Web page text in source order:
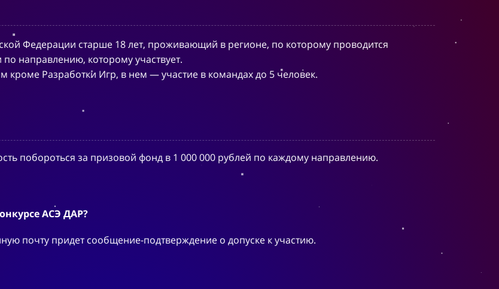
Федерации старше 18 лет, проживающий в регионе, по которому проводится
направлению, которому участвует.
кроме Разработки Игр, в нем — участие в командах до 5 человек.
побороться за призовой фонд в 1 000 000 рублей по каждому направлению.
АСЭ ДАР?
почту придет сообщение-подтверждение о допуске к участию.